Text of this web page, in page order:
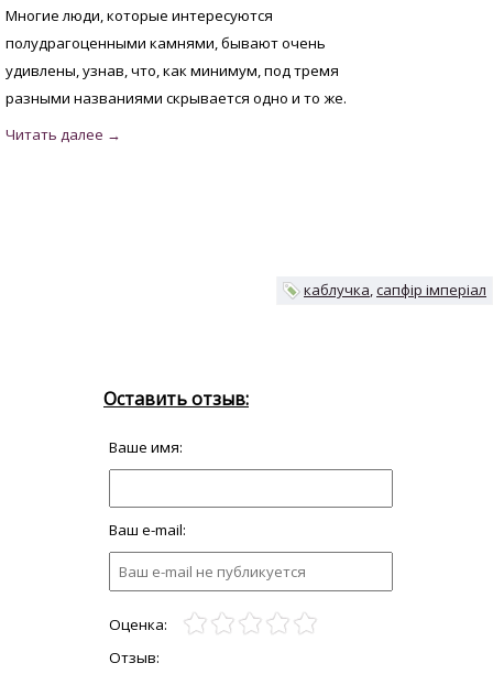
Многие люди, которые интересуются
полудрагоценными камнями, бывают очень
удивлены, узнав, что, как минимум, под тремя
разными названиями скрывается одно и то же.
каблучка сапфір імперіал